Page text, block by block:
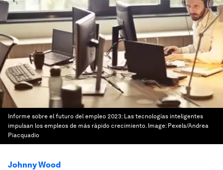
Informe sobre el futuro del empleo 2023: Las tecnologías inteligentes
impulsan los empleos de más rápido crecimiento. Image: Pexels/Andrea
Piacquadio
Johnny Wood